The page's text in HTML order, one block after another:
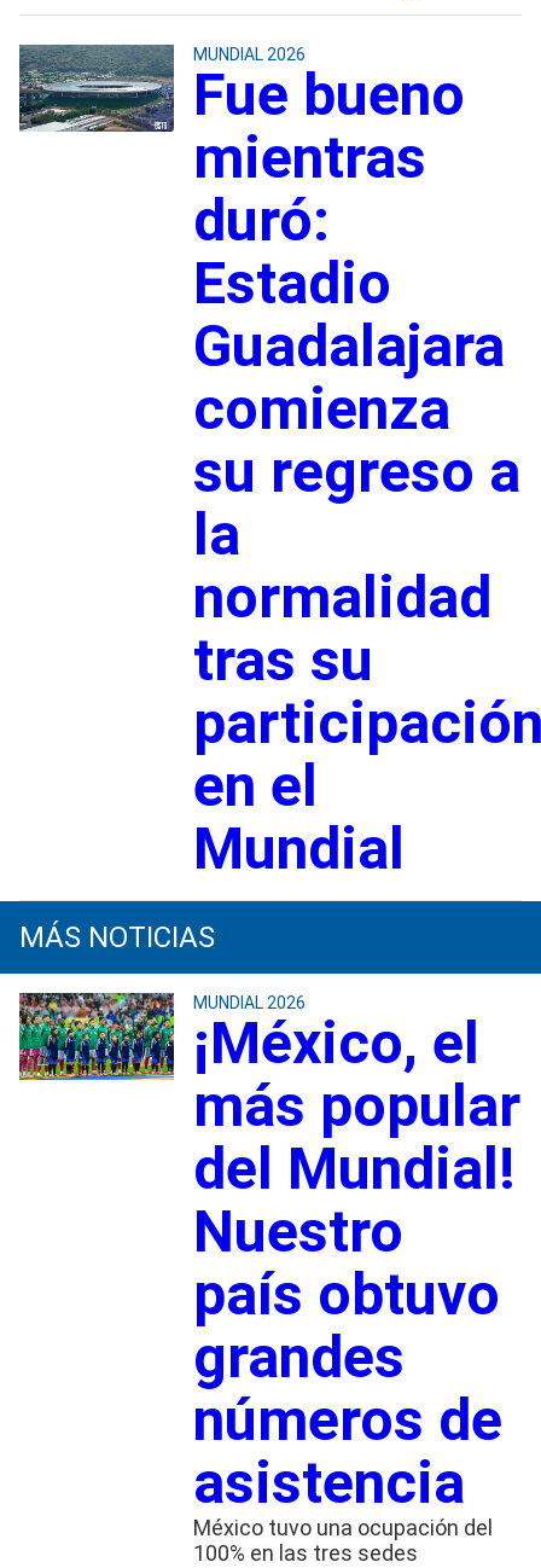
MUNDIAL 2026
Fue bueno
mientras
duró:
Estadio
Guadalajara
comienza
su regreso a
la
normalidad
tras su
en el
Mundial
MÁS NOTICIAS
MUNDIAL 2026
¡México, el
más popular
del Mundial!
Nuestro
país obtuvo
grandes
números de
asistencia
México tuvo una ocupación del
100% en las tres sedes